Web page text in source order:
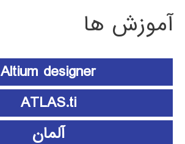
آموزش ها
Altium designer
ATLAS.ti
آلمان